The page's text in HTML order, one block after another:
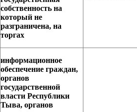
собственность на
который не
разграничена, на
торгах
информационное
обеспечение граждан,
органов
государственной
власти Республики
Тыва, органов